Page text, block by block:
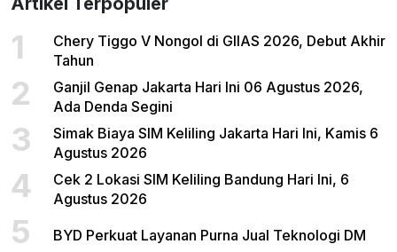
1
Chery Tiggo V Nongol di GIIAS 2026, Debut Akhir
Tahun
2
Ganjil Genap Jakarta Hari Ini 06 Agustus 2026,
Ada Denda Segini
3
Simak Biaya SIM Keliling Jakarta Hari Ini, Kamis 6
Agustus 2026
4
Cek 2 Lokasi SIM Keliling Bandung Hari Ini, 6
Agustus 2026
5 BYD Perkuat Layanan Purna Jual Teknologi DM